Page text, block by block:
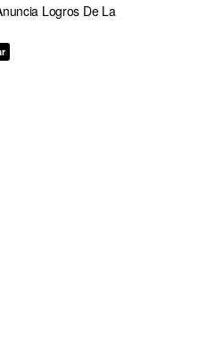
Logros De La